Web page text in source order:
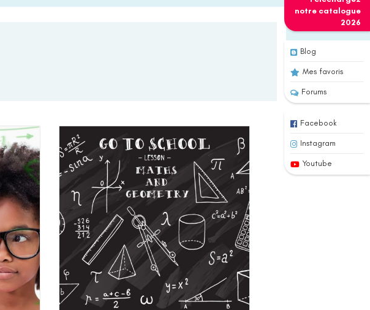
notre catalogue
2026
Blog
Mes favoris
Forums
Facebook
Instagram
Youtube